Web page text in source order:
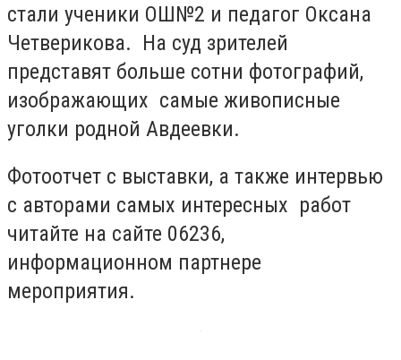
стали ученики ОШ№2 и педагог Оксана
Четверикова. На суд зрителей
представят больше сотни фотографий,
изображающих самые живописные
уголки родной Авдеевки.
Фотоотчет с выставки, а также интервью
с авторами самых интересных работ
читайте на сайте 06236,
информационном партнере
мероприятия.